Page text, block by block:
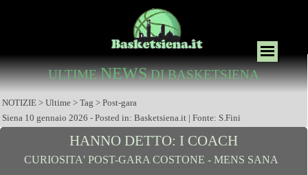
ULTIMENEWSDI BASKETSIENA
NOTIZIE > Ultime > Tag > Post-gara
Siena 10 gennaio 2026 - Posted in: Basketsiena.it | Fonte: S.Fini
HANNO DETTO: I COACH
CURIOSITA' POST-GARA COSTONE - MENS SANA